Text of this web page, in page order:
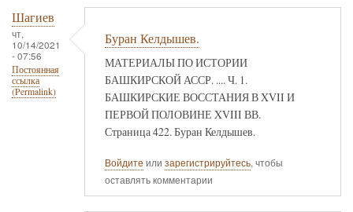
Шагиев
чт,
10/14/2021
- 07:56
Постоянная
ссылка
(Permalink)
Буран Келдышев.
МАТЕРИАЛЫ ПО ИСТОРИИ
БАШКИРСКОЙ АССР. .... Ч. 1.
БАШКИРСКИЕ ВОССТАНИЯ В XVII И
ПЕРВОЙ ПОЛОВИНЕ XVIII ВВ.
Страница 422. Буран Келдышев.
Войдите или зарегистрируйтесь, чтобы
оставлять комментарии